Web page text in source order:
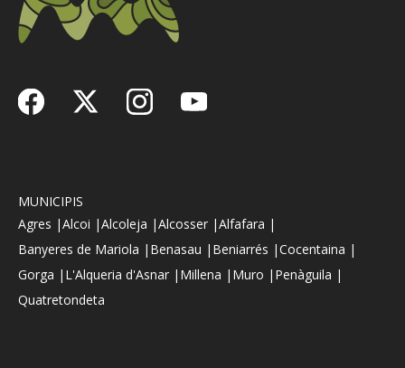
MUNICIPIS
Agres |Alcoi |Alcoleja |Alcosser |Alfafara |
Banyeres de Mariola | Benasau | Beniarrés |Cocentaina |
Gorga | L'Alqueria d'Asnar | Millena | Muro | Penàguila |
Quatretondeta